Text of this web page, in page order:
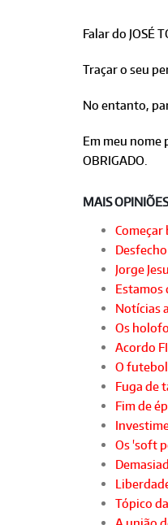
Falar do
Traçar o seu
No entanto,
Em meu nome
OBRIGADO.
MAIS
Jorge
Estamos
Notícias
Os
Acordo
O
Fuga de
Fim de
Os 'soft
Tópico